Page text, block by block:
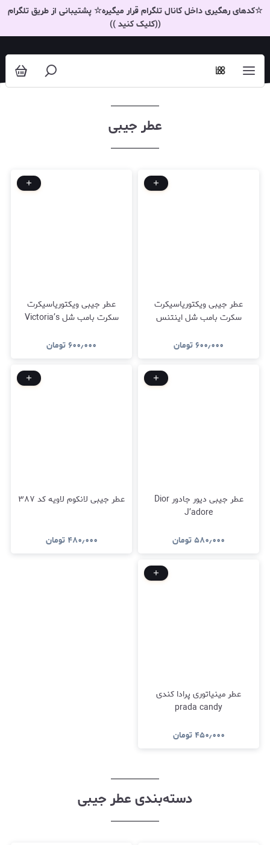
عطر جیبی
☆کدهای رهگیری داخل کانال تلگرام قرار میگیره☆ پشتیبانی از طریق تلگرام
((کلیک کنید ))
عطر جیبی
عطر جیبی ویکتوریاسیکرت
سکرت بامب شل اینتنس
۶۰۰٫۰۰۰تومان
عطر جیبی ویکتوریاسیکرت
سکرت بامب شل Victoria’s
۶۰۰٫۰۰۰تومان
عطر جیبی دیور جادور Dior
J’adore
۵۸۰٫۰۰۰تومان
عطر جیبی لانکوم لاویه کد ۳۸۷
۴۸۰٫۰۰۰ تومان
عطر مینیاتوری پرادا کندی
prada candy
۴۵۰٫۰۰۰ تومان
دسته‌بندی عطر جیبی